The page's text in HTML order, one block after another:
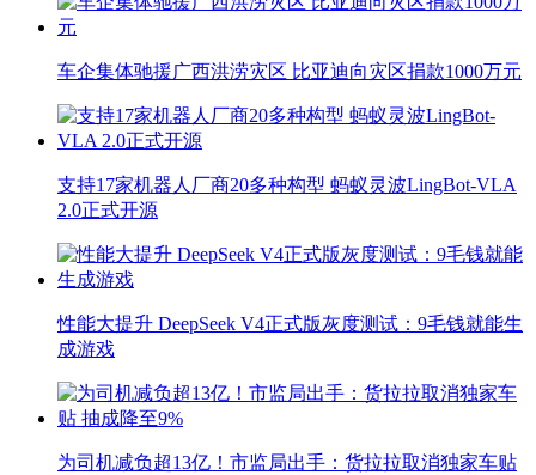
车企集体驰援广西洪涝灾区 比亚迪向灾区捐款1000万元
支持17家机器人厂商20多种构型 蚂蚁灵波LingBot-VLA
2.0正式开源
性能大提升 DeepSeek V4正式版灰度测试：9毛钱就能生
成游戏
为司机减负超13亿！市监局出手：货拉拉取消独家车贴